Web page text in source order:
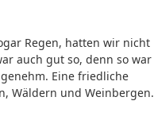
Regen, hatten wir nicht
auch gut so, denn so war
Eine friedliche
Wäldern und Weinbergen.